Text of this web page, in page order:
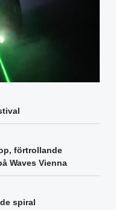
förtrollande
Waves Vienna
spiral